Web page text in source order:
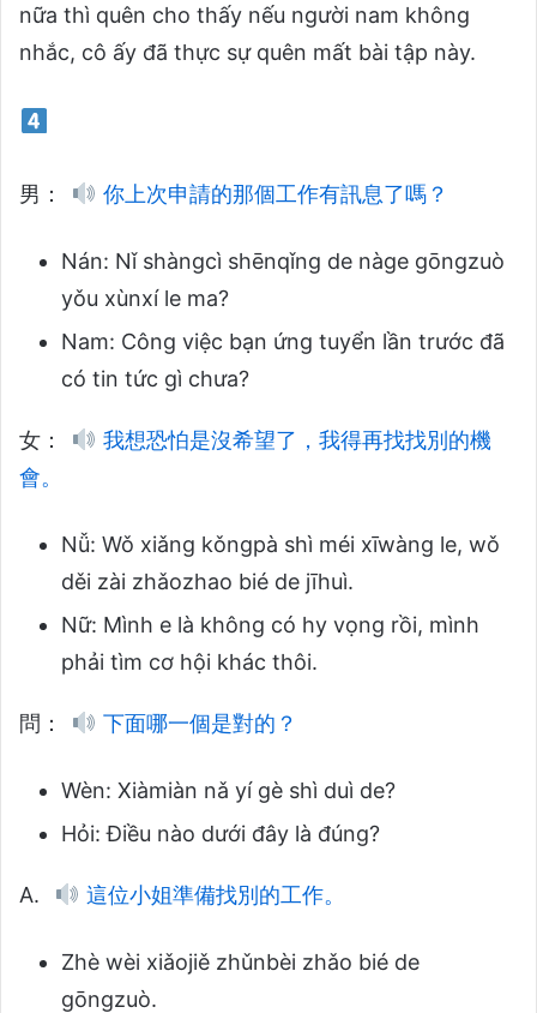
nữa thì quên cho thấy nếu người nam không
nhắc, cô ấy đã thực sự quên mất bài tập này.
男： 你上次申請的那個工作有訊息了嗎？
Nán: Nǐ shàngcì shēnqǐng de nàge gōngzuò
yǒu xùnxí le ma?
Nam: Công việc bạn ứng tuyển lần trước đã
có tin tức gì chưa?
女：
我想恐怕是沒希望了，我得再找找別的機
會。
Nǚ: Wǒ xiǎng kǒngpà shì méi xīwàng le, wǒ
děi zài zhǎozhao bié de jīhuì.
Nữ: Mình e là không có hy vọng rồi, mình
phải tìm cơ hội khác thôi.
問： 下面哪一個是對的？
Wèn: Xiàmiàn nǎ yí gè shì duì de?
Hỏi: Điều nào dưới đây là đúng?
A. 這位小姐準備找別的工作。
Zhè wèi xiǎojiě zhǔnbèi zhǎo bié de
gōngzuò.